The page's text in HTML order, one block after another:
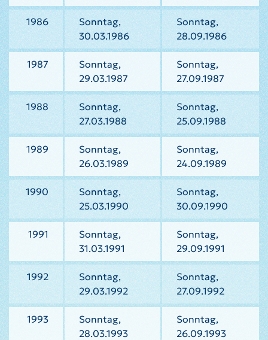
1986
Sonntag,
30.03.1986
Sonntag,
28.09.1986
1987
Sonntag,
29.03.1987
Sonntag,
27.09.1987
1988
Sonntag,
27.03.1988
Sonntag,
25.09.1988
1989
Sonntag,
26.03.1989
Sonntag,
24.09.1989
1990
Sonntag,
25.03.1990
Sonntag,
30.09.1990
1991
Sonntag,
31.03.1991
Sonntag,
29.09.1991
1992
Sonntag,
29.03.1992
Sonntag,
27.09.1992
1993
Sonntag,
28.03.1993
Sonntag,
26.09.1993